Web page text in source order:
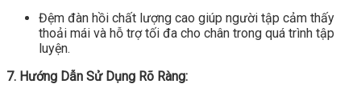
Đệm đàn hồi chất lượng cao giúp người tập cảm thấy
thoải mái và hỗ trợ tối đa cho chân trong quá trình tập
luyện.
7. Hướng Dẫn Sử Dụng Rõ Ràng: